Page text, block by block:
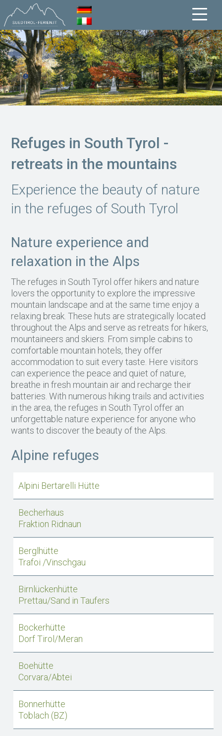
Refuges in South Tyrol -
retreats in the mountains
Experience the beauty of nature
in the refuges of South Tyrol
Nature experience and
relaxation in the Alps
The refuges in South Tyrol offer hikers and nature
lovers the opportunity to explore the impressive
mountain landscape and at the same time enjoy a
relaxing break. These huts are strategically located
throughout the Alps and serve as retreats for hikers,
mountaineers and skiers. From simple cabins to
comfortable mountain hotels, they offer
accommodation to suit every taste. Here visitors
can experience the peace and quiet of nature,
breathe in fresh mountain air and recharge their
batteries. With numerous hiking trails and activities
in the area, the refuges in South Tyrol offer an
unforgettable nature experience for anyone who
wants to discover the beauty of the Alps.
Alpine refuges
Alpini Bertarelli Hütte
Becherhaus
Fraktion Ridnaun
Berglhütte
Trafoi /Vinschgau
Birnlückenhütte
Prettau/Sand in Taufers
Bockerhütte
Dorf Tirol/Meran
Boehütte
Corvara/Abtei
Bonnerhütte
Toblach (BZ)